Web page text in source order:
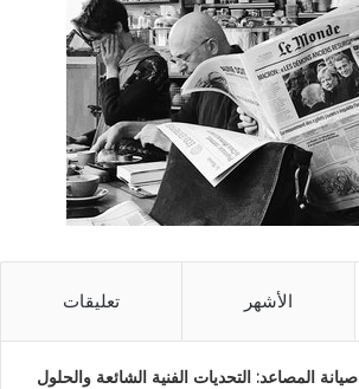
الأشهر تعليقات
صيانة المصاعد: التحديات الفنية الشائعة والحلول